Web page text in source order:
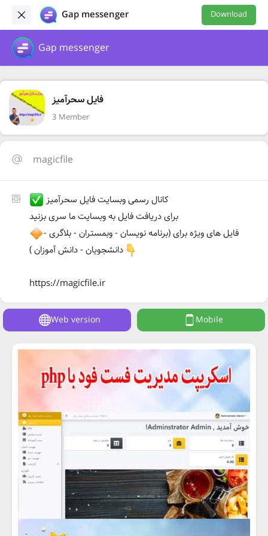
Gap messenger Download
Gap messenger
فایل سحرآمیز
3 Member
magicfile
کانال رسمی وبسایت فایل سحرآمیز
برای دریافت فایل به وبسایت ما سری بزنید
فایل های ویژه برای (برنامه نویسان - وبمستران - بلاگری -
دانشجویان - دانش آموزان )
https://magicfile.ir
Web version Mobile